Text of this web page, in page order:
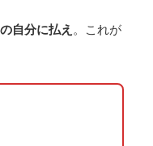
自分に払え 。これが